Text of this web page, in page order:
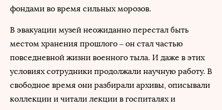
фондами во время сильных морозов.
В эвакуации музей неожиданно перестал быть
местом хранения прошлого – он стал частью
повседневной жизни военного тыла. И даже в этих
условиях сотрудники продолжали научную работу. В
свободное время они разбирали архивы, описывали
коллекции и читали лекции в госпиталях и